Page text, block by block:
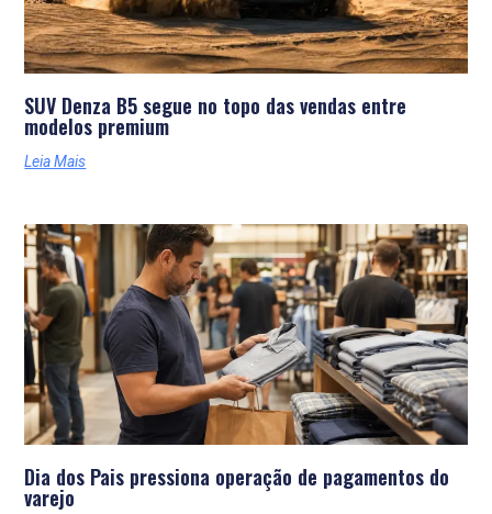
SUV Denza B5 segue no topo das vendas entre
modelos premium
Leia Mais
Dia dos Pais pressiona operação de pagamentos do
varejo